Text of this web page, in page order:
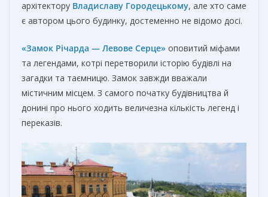
архітектору Владиславу Городецькому, але хто саме
є автором цього будинку, достеменно не відомо досі.
«Замок Річарда — Левове Серце» оповитий міфами
та легендами, котрі перетворили історію будівлі на
загадки та таємницю. Замок завжди вважали
містичним місцем. З самого початку будівництва й
донині про нього ходить величезна кількість легенд і
переказів.